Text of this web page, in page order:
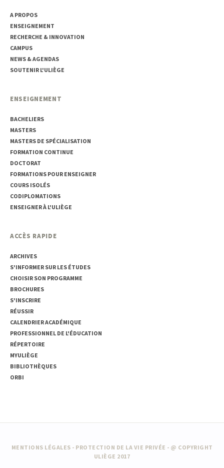
A PROPOS
ENSEIGNEMENT
RECHERCHE & INNOVATION
CAMPUS
NEWS & AGENDAS
SOUTENIR L'ULIÈGE
ENSEIGNEMENT
BACHELIERS
MASTERS
MASTERS DE SPÉCIALISATION
FORMATION CONTINUE
DOCTORAT
FORMATIONS POUR ENSEIGNER
COURS ISOLÉS
CODIPLOMATIONS
ENSEIGNER À L'ULIÈGE
ACCÈS RAPIDE
ARCHIVES
S'INFORMER SUR LES ÉTUDES
CHOISIR SON PROGRAMME
BROCHURES
S'INSCRIRE
RÉUSSIR
CALENDRIER ACADÉMIQUE
PROFESSIONNEL DE L'ÉDUCATION
RÉPERTOIRE
MYULIÈGE
BIBLIOTHÈQUES
ORBI
MENTIONS LÉGALES - PROTECTION DE LA VIE PRIVÉE - @ COPYRIGHT
ULIÈGE 2017